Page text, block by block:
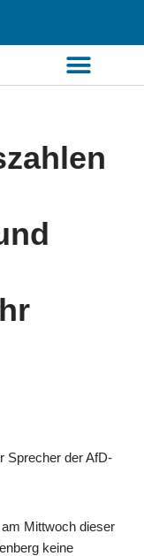
Sprecher der AfD-
Mittwoch dieser
keine